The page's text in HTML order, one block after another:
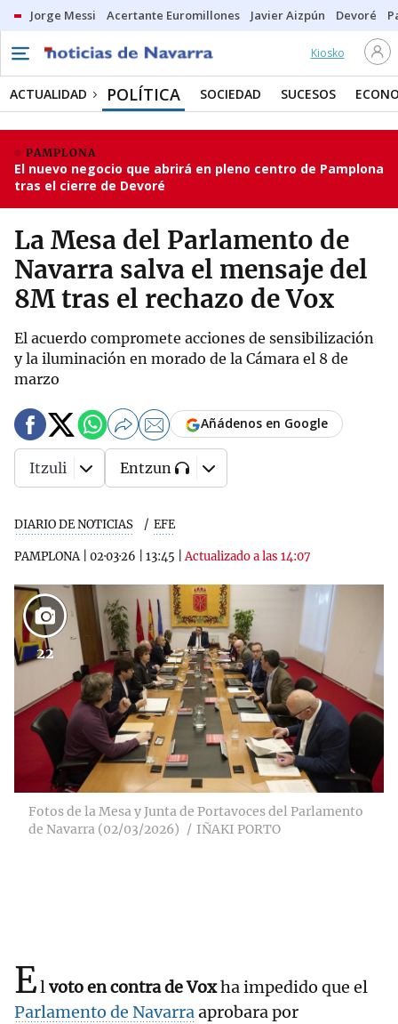
Jorge Messi Acertante Euromillones Javier Aizpún Devoré
Kiosko
ACTUALIDAD POLÍTICA SOCIEDAD SUCESOS
PAMPLONA
El nuevo negocio que abrirá en pleno centro de Pamplona
tras el cierre de Devoré
La Mesa del Parlamento de
Navarra salva el mensaje del
8M tras el rechazo de Vox
El acuerdo compromete acciones de sensibilización
y la iluminación en morado de la Cámara el 8 de
marzo
DIARIO DE NOTICIAS EFE
PAMPLONA| 02·03·26 13:45 |Actualizado a las 14:07
Añádenos en Google
Itzuli Entzun
22
Fotos de la Mesa y Junta de Portavoces del Parlamento
de Navarra (02/03/2026)
IÑAKI PORTO
Elvoto en contra de Voxha impedido que el
Parlamento de Navarraaprobara por